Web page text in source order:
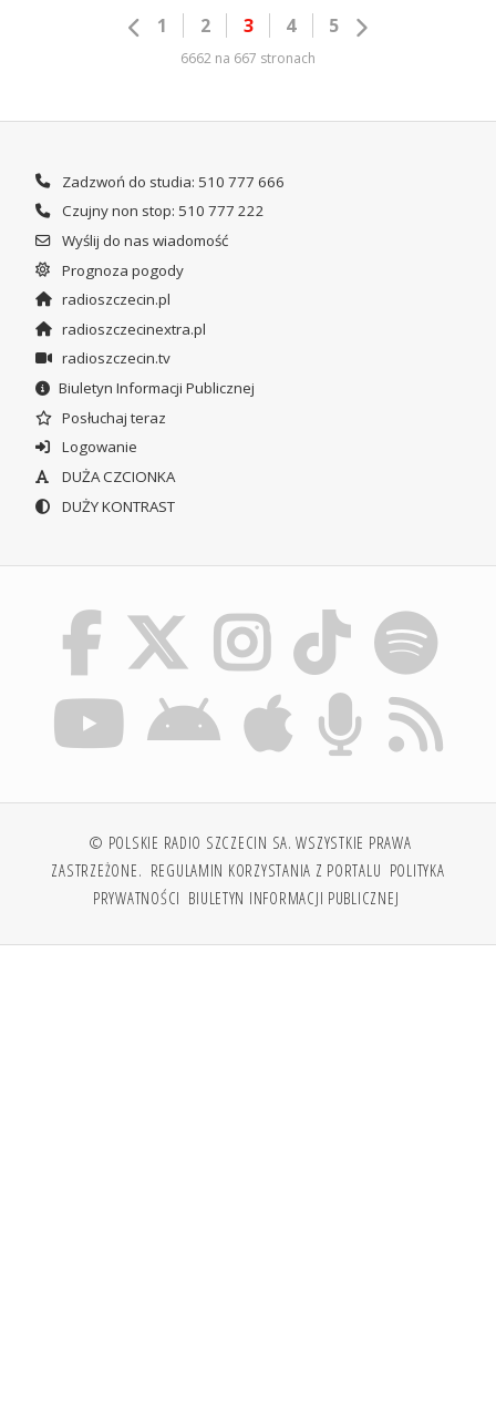
1 2 3 4 5
6662 na 667 stronach
Zadzwoń do studia: 510 777 666
Czujny non stop: 510 777 222
Wyślij do nas wiadomość
Prognoza pogody
radioszczecin.pl
radioszczecinextra.pl
radioszczecin.tv
Biuletyn Informacji Publicznej
Posłuchaj teraz
Logowanie
DUŻA CZCIONKA
DUŻY KONTRAST
© POLSKIE RADIO SZCZECIN SA. WSZYSTKIE PRAWA
ZASTRZEŻONE. REGULAMIN KORZYSTANIA Z PORTALU POLITYKA
PRYWATNOŚCI BIULETYN INFORMACJI PUBLICZNEJ